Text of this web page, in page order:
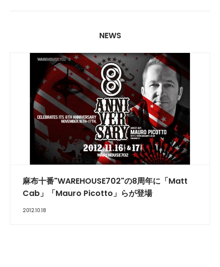
NEWS
麻布十番"WAREHOUSE702"の8周年に「Matt
Cab」「Mauro Picotto」らが登場
2012.10.18